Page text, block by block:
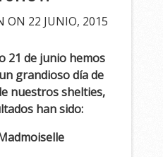
ON 22 JUNIO, 2015
21 de junio hemos
grandioso día de
nuestros shelties,
han sido: